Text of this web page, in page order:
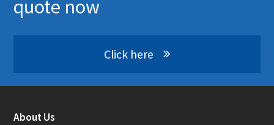
quote now
Click here
About Us